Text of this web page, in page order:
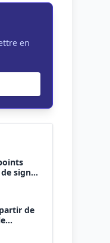
en
signer
de